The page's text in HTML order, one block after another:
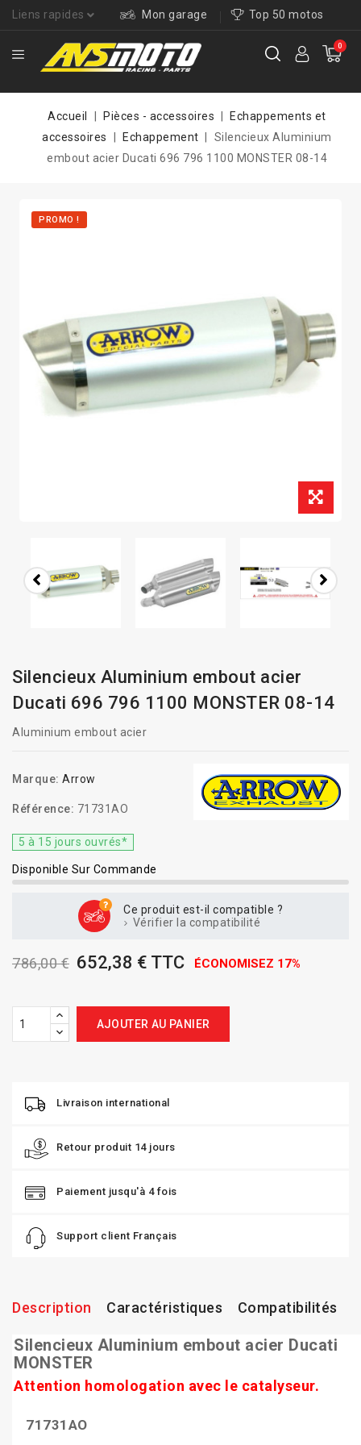
Liens rapides Mon garage Top 50 motos
0
Accueil Pièces - accessoires
Echappements et
accessoires
Echappement
Silencieux Aluminium
embout acier Ducati 696 796 1100 MONSTER 08-14
PROMO !
Silencieux Aluminium embout acier
Ducati 696 796 1100 MONSTER 08-14
Aluminium embout acier
Marque: Arrow
Référence: 71731AO
5 à 15 jours ouvrés*
Disponible Sur Commande
Ce produit est-il compatible ?
Vérifier la compatibilité
786,00 € 652,38 € TTC ÉCONOMISEZ 17%
AJOUTER AU PANIER
Livraison international
Retour produit 14 jours
Paiement jusqu'à 4 fois
Support client Français
Description Caractéristiques Compatibilités
Silencieux Aluminium embout acier Ducati
MONSTER
Attention homologation avec le catalyseur.
71731AO